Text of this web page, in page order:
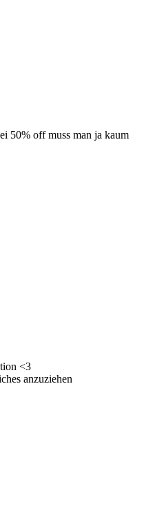
50% off muss man ja kaum
<3
anzuziehen